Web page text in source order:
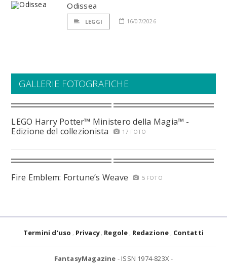
Odissea
LEGGI 16/07/2026
GALLERIE FOTOGRAFICHE
LEGO Harry Potter™ Ministero della Magia™ -
Edizione del collezionista
17 FOTO
Fire Emblem: Fortune’s Weave 5 FOTO
Termini d'uso Privacy Regole Redazione Contatti
FantasyMagazine - ISSN 1974-823X -